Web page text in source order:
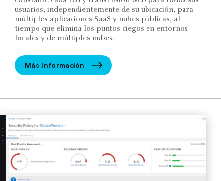
usuarios, independientemente de su ubicación, para
múltiples aplicaciones SaaS y nubes públicas, al
tiempo que elimina los puntos ciegos en entornos
locales y de múltiples nubes.
Más información